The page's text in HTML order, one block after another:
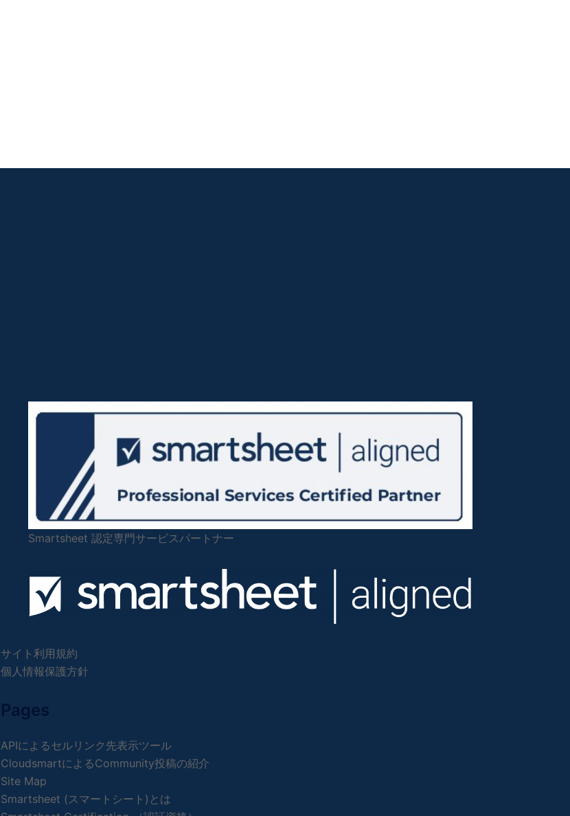
Smartsheet 認定専門サービスパートナー
サイト利用規約
個人情報保護方針
Pages
APIによるセルリンク先表示ツール
CloudsmartによるCommunity投稿の紹介
Site Map
Smartsheet (スマートシート)とは